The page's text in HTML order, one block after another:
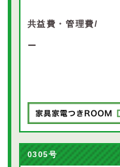
共益費・管理費/
ー
0305号